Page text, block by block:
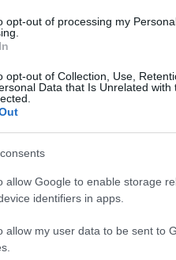
opt-out of processing my
opt-out of Collection, Use,
Data that Is Unrelated
allow Google to enable storage
identifiers in apps.
allow my user data to be sent to
04.08.2026
3. daļa